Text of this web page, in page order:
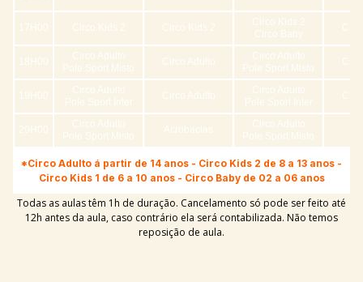
17H00 Circo Kids 2 Circo Kids 2
Circo Kids 2
Circo Baby
18H00
Circo Adulto
Pole Sport Misto
Circo Adulto
Circo Adulto
Pole Sport Misto
19H00
Circo Adulto
Pole Sport Inter
Circo Adulto
Circo Adulto
Pole Sport Inter
20H00
Circo Adulto
Pole Sport Misto
Acrobacias
Circo Adulto
Pole Sport Misto
*Circo Adulto á partir de 14 anos - Circo Kids 2 de 8 a 13 anos -
Circo Kids 1 de 6 a 10 anos - Circo Baby de 02 a 06 anos
Todas as aulas têm 1h de duração. Cancelamento só pode ser feito até
12h antes da aula, caso contrário ela será contabilizada. Não temos
reposição de aula.